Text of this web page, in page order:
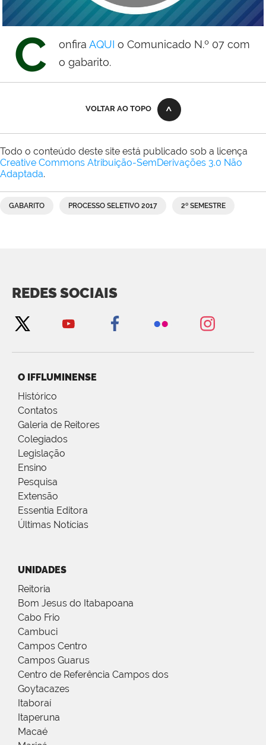
C onfira AQUI o Comunicado N.º 07 com
o gabarito.
VOLTAR AO TOPO
Todo o conteúdo deste site está publicado sob a licença
Creative Commons Atribuição-SemDerivações 3.0 Não
Adaptada.
GABARITO PROCESSO SELETIVO 2017 2º SEMESTRE
REDES SOCIAIS
O IFFLUMINENSE
Histórico
Contatos
Galeria de Reitores
Colegiados
Legislação
Ensino
Pesquisa
Extensão
Essentia Editora
Últimas Notícias
UNIDADES
Reitoria
Bom Jesus do Itabapoana
Cabo Frio
Cambuci
Campos Centro
Campos Guarus
Centro de Referência Campos dos
Goytacazes
Itaboraí
Itaperuna
Macaé